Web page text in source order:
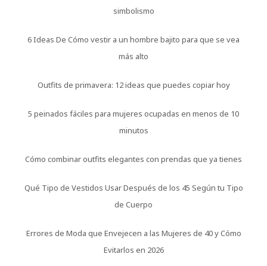
simbolismo
6 Ideas De Cómo vestir a un hombre bajito para que se vea
más alto
Outfits de primavera: 12 ideas que puedes copiar hoy
5 peinados fáciles para mujeres ocupadas en menos de 10
minutos
Cómo combinar outfits elegantes con prendas que ya tienes
Qué Tipo de Vestidos Usar Después de los 45 Según tu Tipo
de Cuerpo
Errores de Moda que Envejecen a las Mujeres de 40 y Cómo
Evitarlos en 2026